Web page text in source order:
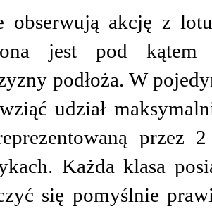
obserwują akcję z
jest pod
podłoża. W
udział
przez
Każda klasa
się pomyślnie